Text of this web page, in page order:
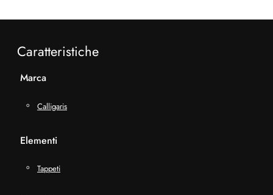
Caratteristiche
Marca
Calligaris
Elementi
Tappeti